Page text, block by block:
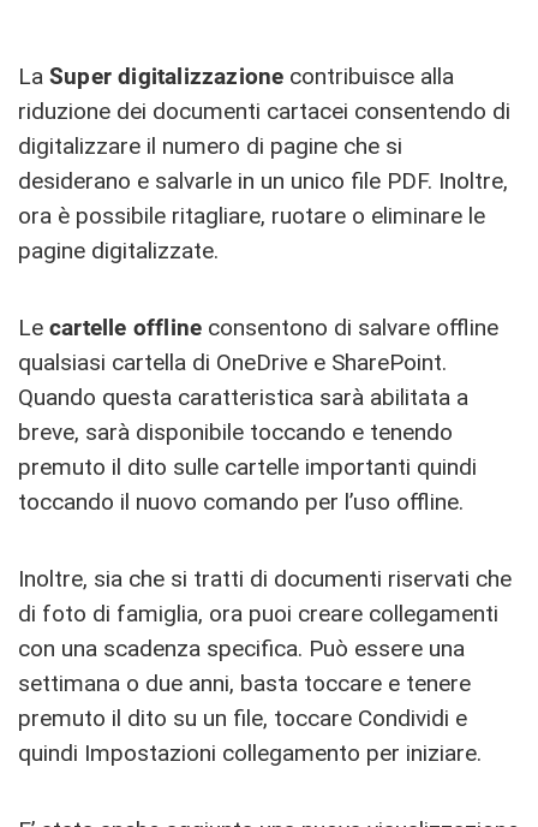
La Super digitalizzazione contribuisce alla
riduzione dei documenti cartacei consentendo di
digitalizzare il numero di pagine che si
desiderano e salvarle in un unico file PDF. Inoltre,
ora è possibile ritagliare, ruotare o eliminare le
pagine digitalizzate.
Le cartelle offline consentono di salvare offline
qualsiasi cartella di OneDrive e SharePoint.
Quando questa caratteristica sarà abilitata a
breve, sarà disponibile toccando e tenendo
premuto il dito sulle cartelle importanti quindi
toccando il nuovo comando per l’uso offline.
Inoltre, sia che si tratti di documenti riservati che
di foto di famiglia, ora puoi creare collegamenti
con una scadenza specifica. Può essere una
settimana o due anni, basta toccare e tenere
premuto il dito su un file, toccare Condividi e
quindi Impostazioni collegamento per iniziare.